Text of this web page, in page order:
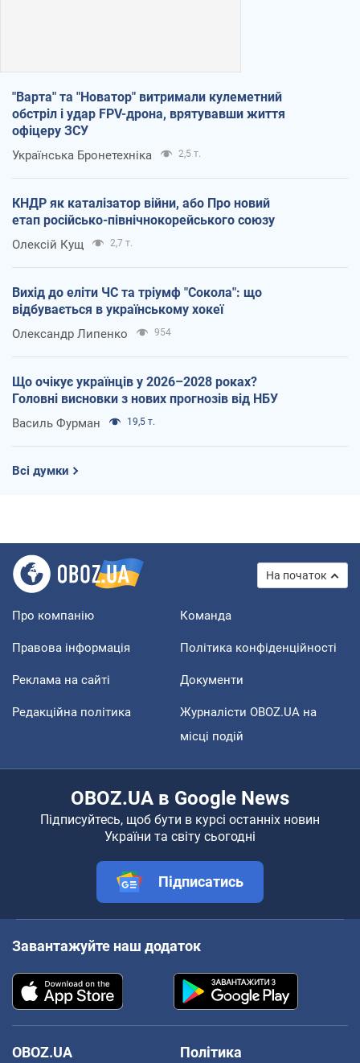
"Варта" та "Новатор" витримали кулеметний
обстріл і удар FPV-дрона, врятувавши життя
офіцеру ЗСУ
Українська Бронетехніка 2,5 т.
КНДР як каталізатор війни, або Про новий
етап російсько-північнокорейського союзу
Олексій Кущ 2,7 т.
Вихід до еліти ЧС та тріумф "Сокола": що
відбувається в українському хокеї
Олександр Липенко 954
Що очікує українців у 2026–2028 роках?
Головні висновки з нових прогнозів від НБУ
Василь Фурман 19,5 т.
Всі думки
На початок
Про компанію Команда
Правова інформація Політика конфіденційності
Реклама на сайті Документи
Редакційна політика
Журналісти OBOZ.UA на
місці подій
OBOZ.UA в Google News
Підписуйтесь, щоб бути в курсі останніх новин
України та світу сьогодні
Підписатись
Завантажуйте наш додаток
OBOZ.UA
Політика